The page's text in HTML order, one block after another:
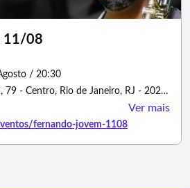
11/08
/ 20:30
Avenida Mem de Sá, 79 - Centro, Rio de Janeiro, RJ - 20230-150 - Rio de Janeiro/Rio de Janeiro
Ver mais
fernando-jovem-1108